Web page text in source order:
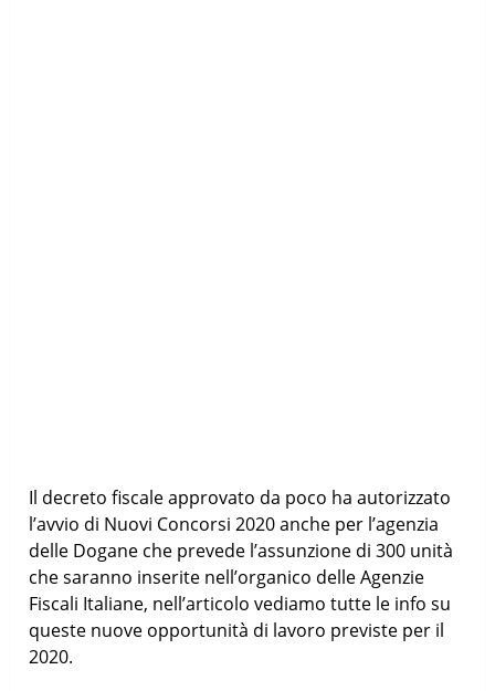
Il decreto fiscale approvato da poco ha autorizzato
l’avvio di Nuovi Concorsi 2020 anche per l’agenzia
delle Dogane che prevede l’assunzione di 300 unità
che saranno inserite nell’organico delle Agenzie
Fiscali Italiane, nell’articolo vediamo tutte le info su
queste nuove opportunità di lavoro previste per il
2020.